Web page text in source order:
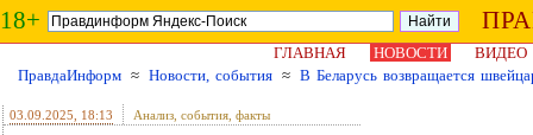
18+
ГЛАВНАЯ НОВОСТИ
ВИДЕО
ПравдаИнформ ≈ Новости, события ≈ В Беларусь возвращается
03.09.2025 , 18:13 Анализ, события, факты